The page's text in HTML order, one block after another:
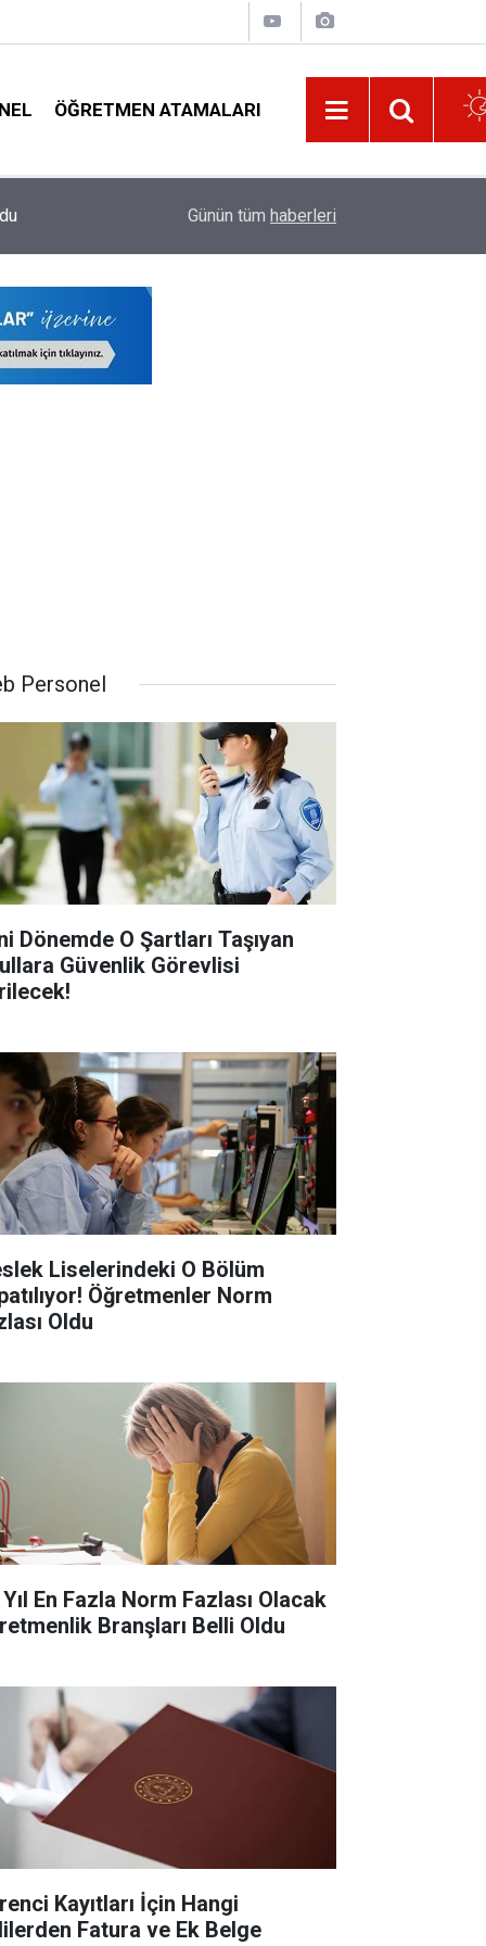
ÖĞRETMEN ATAMALARI
Bu Yıl En Fazla Norm Fazlası Olacak
Günün tüm haberleri
Personel
Dönemde O Şartları Taşıyan
Güvenlik Görevlisi
Liselerindeki O Bölüm
Öğretmenler Norm
Oldu
En Fazla Norm Fazlası Olacak
Branşları Belli Oldu
Kayıtları İçin Hangi
Fatura ve Ek Belge